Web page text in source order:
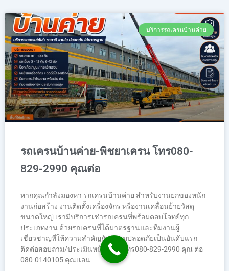
บริการรถเครนบ้านค่าย
รถเครนบ้านค่าย-พิชยาเครน โทร080-
829-2990 คุณต่อ
หากคุณกำลังมองหา รถเครนบ้านค่าย สำหรับงานยกของหนัก
งานก่อสร้าง งานติดตั้งเครื่องจักร หรืองานเคลื่อนย้ายวัสดุ
ขนาดใหญ่ เรามีบริการเช่ารถเครนที่พร้อมตอบโจทย์ทุก
ประเภทงาน ด้วยรถเครนที่ได้มาตรฐานและทีมงานผู้
เชี่ยวชาญที่ให้ความสำคัญกับความปลอดภัยเป็นอันดับแรก
ติดต่อสอบถาม/ประเมินหน้างาน: โทร080-829-2990 คุณ ต่อ
080-0140105 คุณเเอน